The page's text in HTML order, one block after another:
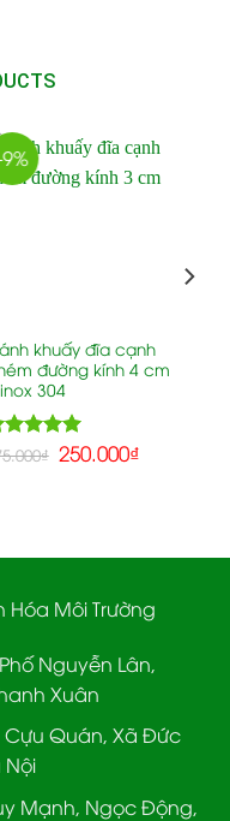
khuấy đĩa cạnh
đường kính 4 cm
304
5.00
₫ 250.000₫
Hóa Môi Trường
Nguyễn Lân,
Xuân
Cựu Quán, Xã Đức
Nội
Mạnh, Ngọc Động,